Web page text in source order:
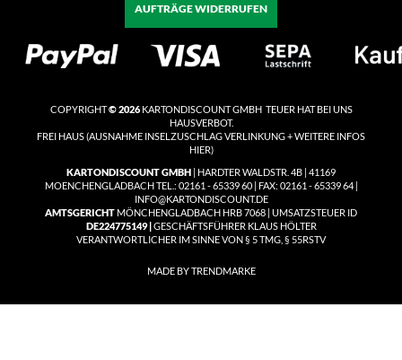
AUFTRÄGE WIDERRUFEN
COPYRIGHT© 2026KARTONDISCOUNT GMBH TEUER HAT BEI UNS
HAUSVERBOT.
FREI HAUS(AUSNAHME INSELZUSCHLAG VERLINKUNG + WEITERE INFOS
HIER)
KARTONDISCOUNT GMBH | HARDTER WALDSTR. 4B | 41169
MOENCHENGLADBACH TEL.: 02161 - 65339 60 | FAX: 02161 - 65339 64 |
INFO@KARTONDISCOUNT.DE
AMTSGERICHT MÖNCHENGLADBACH HRB 7068 | UMSATZSTEUER ID
DE224775149 | GESCHÄFTSFÜHRER KLAUS HÖLTER
VERANTWORTLICHER IM SINNE VON § 5 TMG, § 55RSTV
MADE BY TRENDMARKE